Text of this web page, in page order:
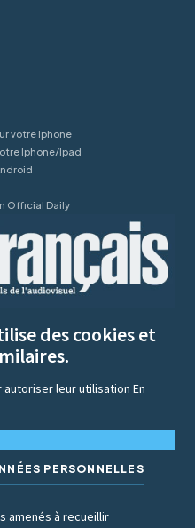
votre Iphone
Iphone/Ipad
Official Daily
des cookies et
autoriser leur utilisationEn
PERSONNELLES
amenés à recueillir